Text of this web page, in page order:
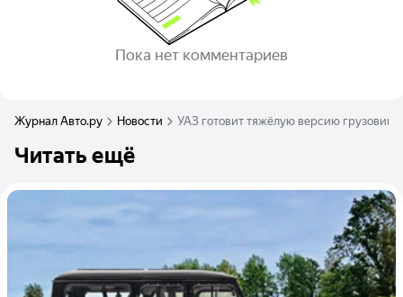
Пока нет комментариев
Журнал Авто.ру Новости УАЗ готовит тяжёлую версию
Читать ещё